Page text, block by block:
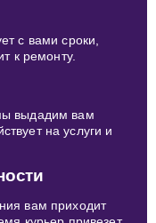
с вами сроки,
к ремонту.
выдадим вам
на услуги и
вам приходит